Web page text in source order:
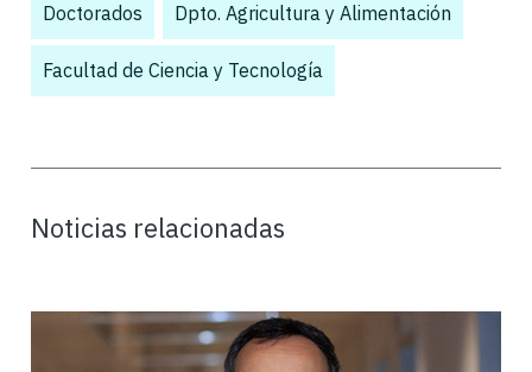
Doctorados Dpto. Agricultura y Alimentación
Facultad de Ciencia y Tecnología
Noticias relacionadas